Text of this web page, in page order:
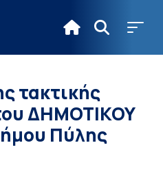
τακτικής
ΔΗΜΟΤΙΚΟΥ
Πύλης